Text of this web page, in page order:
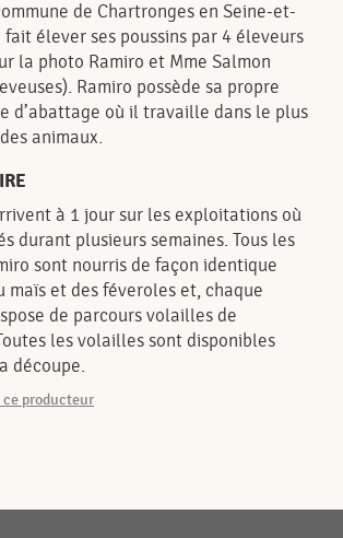
de Chartronges en Seine-et-
fait élever ses poussins par 4 éleveurs
la photo Ramiro et Mme Salmon
Ramiro possède sa propre
d’abattage où il travaille dans le plus
animaux.
à 1 jour sur les exploitations où
durant plusieurs semaines. Tous les
sont nourris de façon identique
maïs et des féveroles et, chaque
de parcours volailles de
les volailles sont disponibles
découpe.
ce producteur